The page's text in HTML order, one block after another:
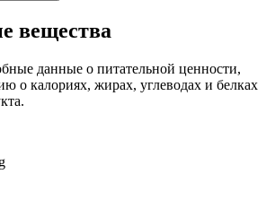
вещества
данные о питательной ценности,
о калориях, жирах, углеводах и белках